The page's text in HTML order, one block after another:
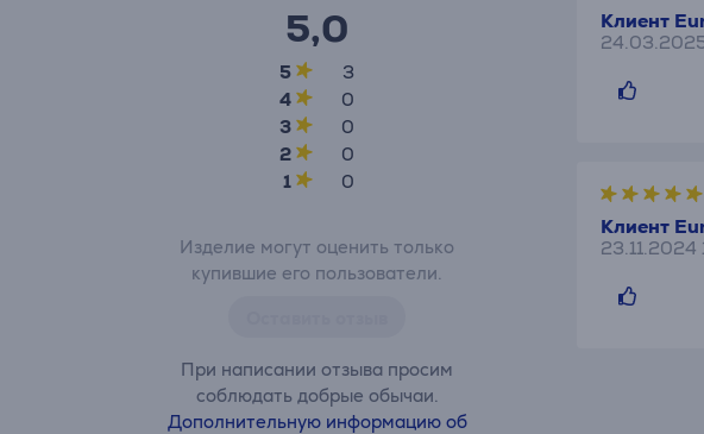
5,0
5
3
4
0
3
0
2
0
1
0
Изделие могут оценить только
купившие его пользователи.
При написании отзыва просим
соблюдать добрые обычаи.
Дополнительную информацию об
Клиент
Клиент
23.11.2024